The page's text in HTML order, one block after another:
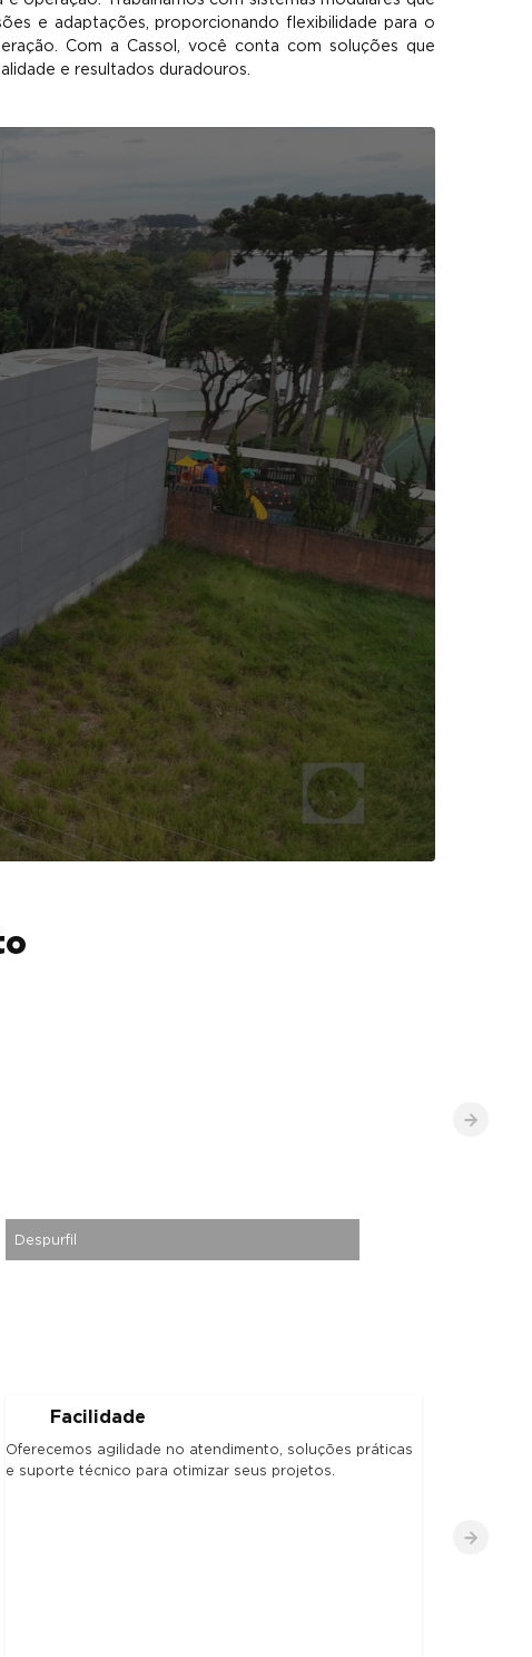
e adaptações, proporcionando flexibilidade para o
Com a Cassol, você conta com soluções que
e resultados duradouros.
Despurfil
Facilidade
Oferecemos agilidade no atendimento, soluções práticas
e suporte técnico para otimizar seus projetos.